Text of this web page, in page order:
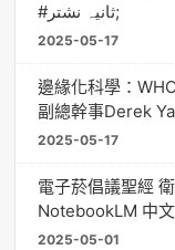
#ثانیہ نشتر;
2025-05-17
邊緣化科學：
副總幹事Derek
2025-05-17
電子菸倡議聖經
NotebookLM 中文
2025-05-01